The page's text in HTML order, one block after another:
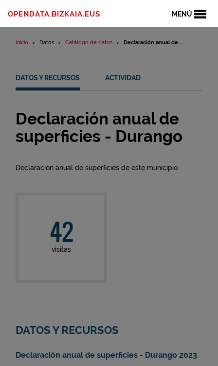
MENÚ
OPENDATA.BIZKAIA.EUS
Inicio Datos Catálogo de datos Declaración anual de ...
DATOS Y RECURSOS ACTIVIDAD
Declaración anual de
superficies - Durango
Declaración anual de superficies de este municipio.
42
visitas
DATOS Y RECURSOS
Declaración anual de superficies - Durango 2023